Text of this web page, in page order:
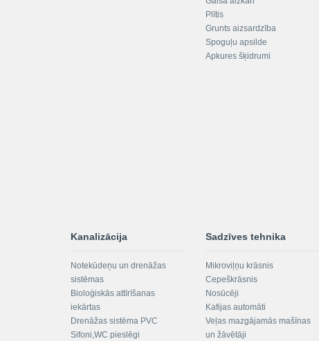
Plītis
Grunts aizsardzība
Spoguļu apsilde
Apkures šķidrumi
Kanalizācija
Notekūdeņu un drenāžas
sistēmas
Bioloģiskās attīrīšanas
iekārtas
Drenāžas sistēma PVC
Sifoni,WC pieslēgi
Sadzīves tehnika
Mikroviļņu krāsnis
Cepeškrāsnis
Nosūcēji
Kafijas automāti
Veļas mazgājamās mašīnas
un žāvētāji